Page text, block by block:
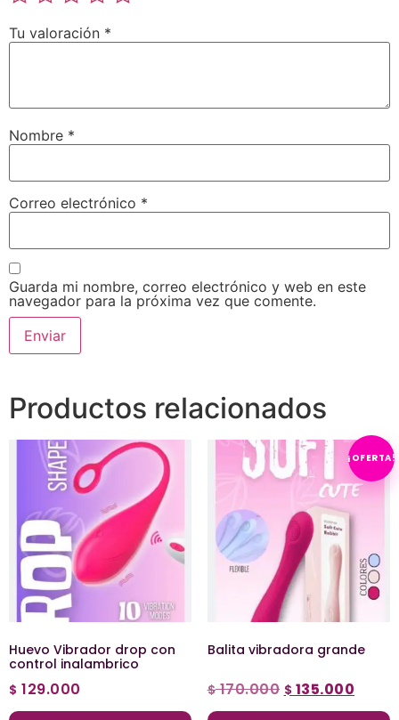
Tu valoración *
Nombre *
Correo electrónico *
Guarda mi nombre, correo electrónico y web en este
navegador para la próxima vez que comente.
Productos relacionados
Huevo Vibrador drop con
control inalambrico
$ 129.000
¡OFERTA!
Balita vibradora grande
$170.000 $ 135.000